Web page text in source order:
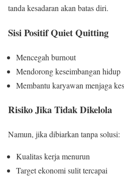
tanda kesadaran akan batas diri.
Sisi Positif Quiet Quitting
Mencegah burnout
Mendorong keseimbangan hidup
Membantu karyawan menjaga
Risiko Jika Tidak Dikelola
Namun, jika dibiarkan tanpa solusi:
Kualitas kerja menurun
Target ekonomi sulit tercapai